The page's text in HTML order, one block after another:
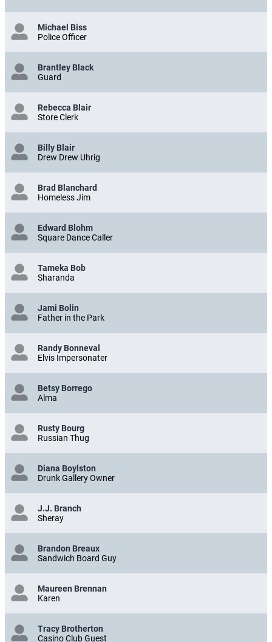
Michael Biss
Police Officer
Brantley Black
Guard
Rebecca Blair
Store Clerk
Billy Blair
Drew Drew Uhrig
Brad Blanchard
Homeless Jim
Edward Blohm
Square Dance Caller
Tameka Bob
Sharanda
Jami Bolin
Father in the Park
Randy Bonneval
Elvis Impersonater
Betsy Borrego
Alma
Rusty Bourg
Russian Thug
Diana Boylston
Drunk Gallery Owner
J.J. Branch
Sheray
Brandon Breaux
Sandwich Board Guy
Maureen Brennan
Karen
Tracy Brotherton
Casino Club Guest